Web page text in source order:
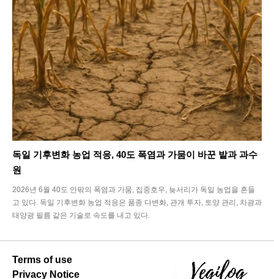
독일 기후변화 농업 적응, 40도 폭염과 가뭄이 바꾼 밭과 과수
원
2026년 6월 40도 안팎의 폭염과 가뭄, 집중호우, 늦서리가 독일 농업을 흔들
고 있다. 독일 기후변화 농업 적응은 품종 다변화, 관개 투자, 토양 관리, 차광과
태양광 필름 같은 기술로 속도를 내고 있다.
Terms of use
Privacy Notice